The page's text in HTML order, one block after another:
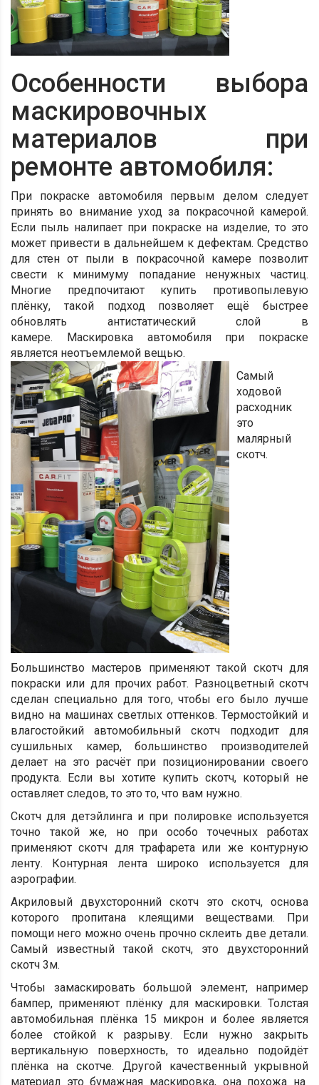
Особенности выбора
маскировочных
материалов при
ремонте автомобиля:
При покраске автомобиля первым делом следует
принять во внимание уход за покрасочной камерой.
Если пыль налипает при покраске на изделие, то это
может привести в дальнейшем к дефектам. Средство
для стен от пыли в покрасочной камере позволит
свести к минимуму попадание ненужных частиц.
Многие предпочитают купить противопылевую
плёнку, такой подход позволяет ещё быстрее
обновлять антистатический слой в
камере. Маскировка автомобиля при покраске
является неотъемлемой вещью.
Самый
ходовой
расходник
это
малярный
скотч.
Большинство мастеров применяют такой скотч для
покраски или для прочих работ. Разноцветный скотч
сделан специально для того, чтобы его было лучше
видно на машинах светлых оттенков. Термостойкий и
влагостойкий автомобильный скотч подходит для
сушильных камер, большинство производителей
делает на это расчёт при позиционировании своего
продукта. Если вы хотите купить скотч, который не
оставляет следов, то это то, что вам нужно.
Скотч для детэйлинга и при полировке используется
точно такой же, но при особо точечных работах
применяют скотч для трафарета или же контурную
ленту. Контурная лента широко используется для
аэрографии.
Акриловый двухсторонний скотч это скотч, основа
которого пропитана клеящими веществами. При
помощи него можно очень прочно склеить две детали.
Самый известный такой скотч, это двухсторонний
скотч 3м.
Чтобы замаскировать большой элемент, например
бампер, применяют плёнку для маскировки. Толстая
автомобильная плёнка 15 микрон и более является
более стойкой к разрыву. Если нужно закрыть
вертикальную поверхность, то идеально подойдёт
плёнка на скотче. Другой качественный укрывной
материал это бумажная маскировка, она похожа на